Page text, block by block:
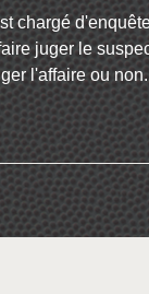
chargé
juger le
l'affaire ou non.